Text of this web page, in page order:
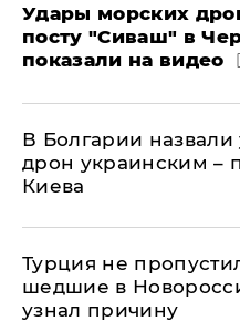
Удары морских
посту "Сиваш" в
показали на видео
В Болгарии
дрон украинским –
Киева
Турция не
шедшие в
узнал причину